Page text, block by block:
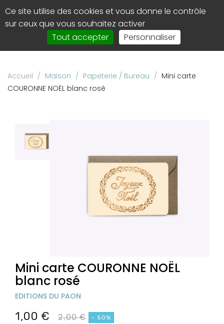
Accueil / Maison / Papeterie / Bureau / Mini carte
COURONNE NOËL blanc rosé
Mini carte COURONNE NOËL
blanc rosé
EDITIONS DU PAON
1,00 € 2,00 € - 50%
Panneau de gestion des cookies
Ce site utilise des cookies et vous donne le contrôle
sur ceux que vous souhaitez activer
Tout accepter
Personnaliser